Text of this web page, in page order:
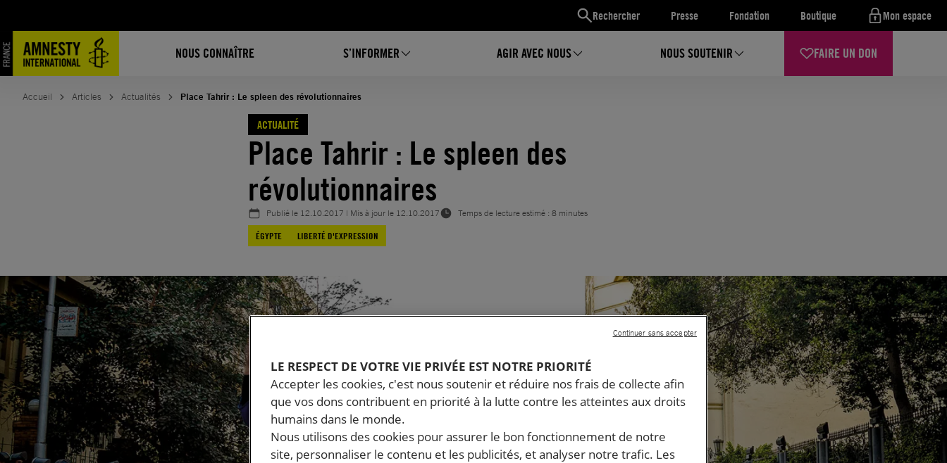
Rechercher Presse Fondation Boutique Mon espace
NOUS CONNAÎTRE S’INFORMER AGIR AVEC NOUS NOUS SOUTENIR FAIRE UN DON
contenu
Accueil Articles Actualités Place Tahrir : Le spleen des révolutionnaires
ACTUALITÉ
Place Tahrir : Le spleen des
révolutionnaires
Publié le 12.10.2017 | Mis à jour le 12.10.2017
Temps de lecture estimé : 8 minutes
ÉGYPTE
LIBERTÉ D'EXPRESSION
LE RESPECT DE VOTRE VIE PRIVÉE EST NOTRE PRIORITÉ
Accepter les cookies, c'est nous soutenir et réduire nos frais de collecte afin
que vos dons contribuent en priorité à la lutte contre les atteintes aux droits
humains dans le monde.
Nous utilisons des cookies pour assurer le bon fonctionnement de notre
site, personnaliser le contenu et les publicités, et analyser notre trafic. Les
Continuer sans accepter